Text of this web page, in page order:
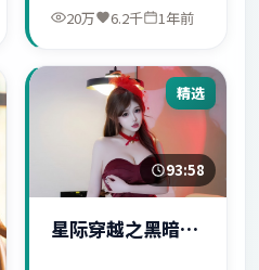
20万 6.2千 1年前
精选
93:58
星际穿越之黑暗秘